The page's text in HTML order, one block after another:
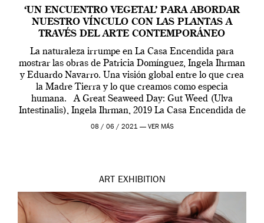
‘UN ENCUENTRO VEGETAL’ PARA ABORDAR
NUESTRO VÍNCULO CON LAS PLANTAS A
TRAVÉS DEL ARTE CONTEMPORÁNEO
La naturaleza irrumpe en La Casa Encendida para
mostrar las obras de Patricia Domínguez, Ingela Ihrman
y Eduardo Navarro. Una visión global entre lo que crea
la Madre Tierra y lo que creamos como especia
humana. A Great Seaweed Day: Gut Weed (Ulva
Intestinalis), Ingela Ihrman, 2019 La Casa Encendida de
Madrid y la Wellcome […]
08 / 06 / 2021 — VER MÁS
ART EXHIBITION